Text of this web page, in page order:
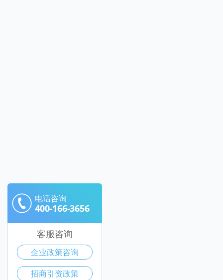
电话咨询
400-166-3656
客服咨询
企业政策咨询
招商引资政策